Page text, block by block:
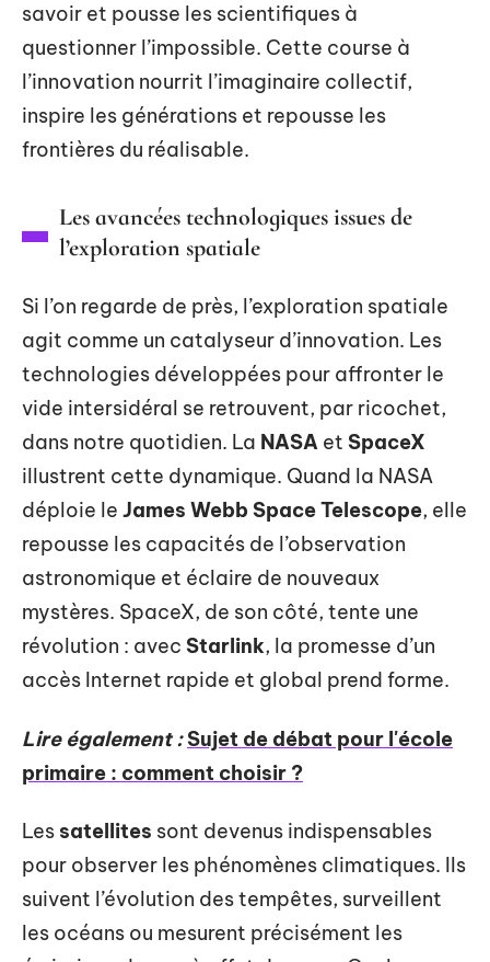
savoir et pousse les scientifiques à
questionner l’impossible. Cette course à
l’innovation nourrit l’imaginaire collectif,
inspire les générations et repousse les
frontières du réalisable.
Les avancées technologiques issues de
l’exploration spatiale
Si l’on regarde de près, l’exploration spatiale
agit comme un catalyseur d’innovation. Les
technologies développées pour affronter le
vide intersidéral se retrouvent, par ricochet,
dans notre quotidien. La NASA et SpaceX
illustrent cette dynamique. Quand la NASA
déploie le James Webb Space Telescope, elle
repousse les capacités de l’observation
astronomique et éclaire de nouveaux
mystères. SpaceX, de son côté, tente une
révolution : avec Starlink, la promesse d’un
accès Internet rapide et global prend forme.
Lire également : Sujet de débat pour l'école
primaire : comment choisir ?
Les satellites sont devenus indispensables
pour observer les phénomènes climatiques. Ils
suivent l’évolution des tempêtes, surveillent
les océans ou mesurent précisément les